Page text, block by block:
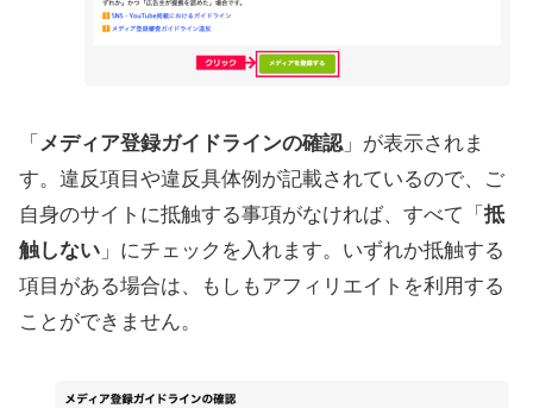
「 メディア登録ガイドラインの確認」が表示されま
す。違反項目や違反具体例が記載されているので、ご
自身のサイトに抵触する事項がなければ、すべて「 抵
触しない 」にチェックを入れます。いずれか抵触する
項目がある場合は、もしもアフィリエイトを利用する
ことができません。